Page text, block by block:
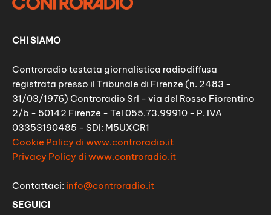
CHI SIAMO
Controradio testata giornalistica radiodiffusa
registrata presso il Tribunale di Firenze (n. 2483 -
31/03/1976) Controradio Srl - via del Rosso Fiorentino
2/b - 50142 Firenze - Tel 055.73.99910 - P. IVA
03353190485 - SDI: M5UXCR1
Cookie Policy di www.controradio.it
Privacy Policy di www.controradio.it
Contattaci: info@controradio.it
SEGUICI